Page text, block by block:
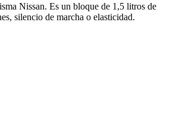
Nissan. Es un bloque de 1,5 litros de
silencio de marcha o elasticidad.